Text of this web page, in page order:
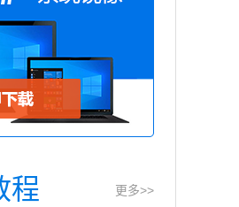
程 更多>>